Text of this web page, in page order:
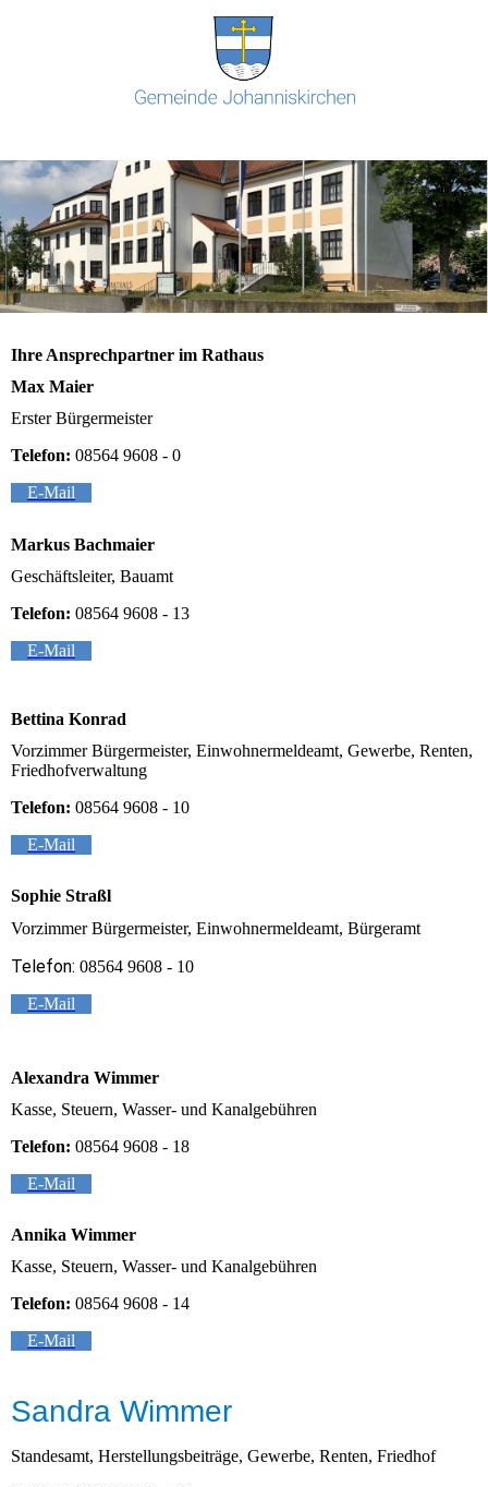
Ihre Ansprechpartner im Rathaus
Max Maier
Erster Bürgermeister
Telefon: 08564 9608 - 0
E-Mail
Markus Bachmaier
Geschäftsleiter, Bauamt
Telefon: 08564 9608 - 13
E-Mail
Bettina Konrad
Vorzimmer Bürgermeister, Einwohnermeldeamt, Gewerbe, Renten,
Friedhofverwaltung
Telefon: 08564 9608 - 10
E-Mail
Sophie Straßl
Vorzimmer Bürgermeister, Einwohnermeldeamt, Bürgeramt
Telefon: 08564 9608 - 10
E-Mail
Alexandra Wimmer
Kasse, Steuern, Wasser- und Kanalgebühren
Telefon: 08564 9608 - 18
E-Mail
Annika Wimmer
Kasse, Steuern, Wasser- und Kanalgebühren
Telefon: 08564 9608 - 14
E-Mail
Sandra Wimmer
Standesamt, Herstellungsbeiträge, Gewerbe, Renten, Friedhof